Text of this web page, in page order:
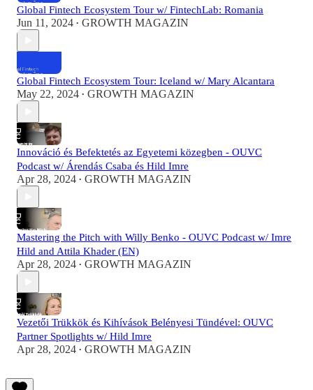
Global Fintech Ecosystem Tour w/ FintechLab: Romania
Jun 11, 2024 • GROWTH MAGAZIN
Global Fintech Ecosystem Tour: Iceland w/ Mary Alcantara
May 22, 2024 • GROWTH MAGAZIN
Innováció és Befektetés az Egyetemi közegben - OUVC
Podcast w/ Árendás Csaba és Hild Imre
Apr 28, 2024 • GROWTH MAGAZIN
Mastering the Pitch with Willy Benko - OUVC Podcast w/ Imre
Hild and Attila Khader (EN)
Apr 28, 2024 • GROWTH MAGAZIN
Vezetői Trükkök és Kihívások Belényesi Tündével: OUVC
Partner Spotlights w/ Hild Imre
Apr 28, 2024 • GROWTH MAGAZIN